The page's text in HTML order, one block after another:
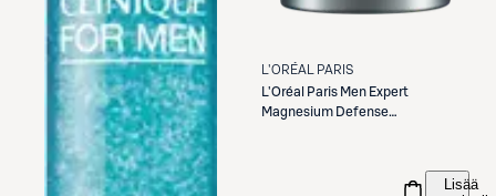
L'ORÉAL PARIS
L'Oréal Paris Men Expert
Magnesium Defense
Lisää